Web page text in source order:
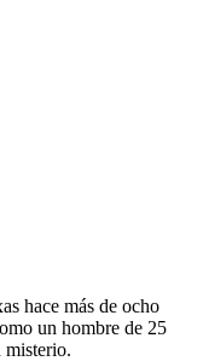
hace más de ocho
un hombre de 25
misterio.